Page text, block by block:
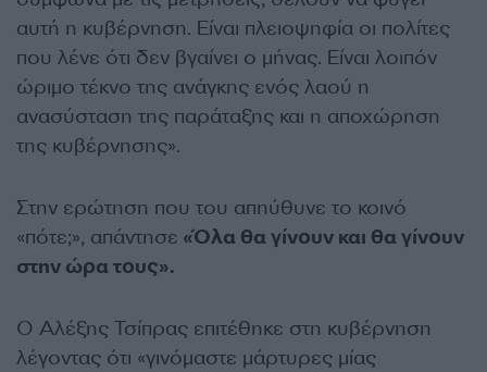
αυτή η κυβέρνηση. Είναι πλειοψηφία οι πολίτες
που λένε ότι δεν βγαίνει ο μήνας. Είναι λοιπόν
ώριμο τέκνο της ανάγκης ενός λαού η
ανασύσταση της παράταξης και η αποχώρηση
της κυβέρνησης».
Στην ερώτηση που του απηύθυνε το κοινό
«πότε;», απάντησε «Όλα θα γίνουν και θα γίνουν
στην ώρα τους».
Ο Αλέξης Τσίπρας επιτέθηκε στη κυβέρνηση
λέγοντας ότι «γινόμαστε μάρτυρες μίας